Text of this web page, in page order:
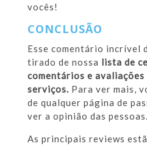
vocês!
CONCLUSÃO
Esse comentário incrível
tirado de nossa lista de
comentários e avaliações
serviços. Para ver mais,
de qualquer página de
ver a opinião das pessoas.
As principais reviews